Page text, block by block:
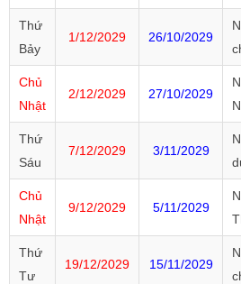
Thứ
Bảy
1/12/2029 26/10/2029
Chủ
Nhật
2/12/2029 27/10/2029
Thứ
Sáu
7/12/2029 3/11/2029
Chủ
Nhật
9/12/2029 5/11/2029
Thứ
Tư
19/12/2029 15/11/2029